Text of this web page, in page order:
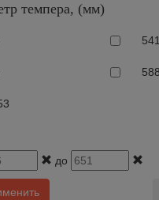
темпера, (мм)
541
588
3
до